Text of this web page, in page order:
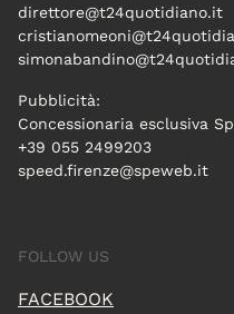
direttore@t24quotidiano.it
Pubblicità:
Concessionaria esclusiva
+39 055 2499203
speed.firenze@speweb.it
FOLLOW US
FACEBOOK